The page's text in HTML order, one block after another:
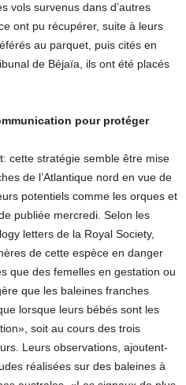
vols survenus dans d’autres
ont pu récupérer, suite à leurs
au parquet, puis cités en
de Béjaïa, ils ont été placés
pour protéger
cette stratégie semble être mise
de l’Atlantique nord en vue de
potentiels comme les orques et
publiée mercredi. Selon les
letters de la Royal Society,
de cette espèce en danger
que des femelles en gestation ou
que les baleines franches
lorsque leurs bébés sont les
soit au cours des trois
Leurs observations, ajoutent-
réalisées sur des baleines à